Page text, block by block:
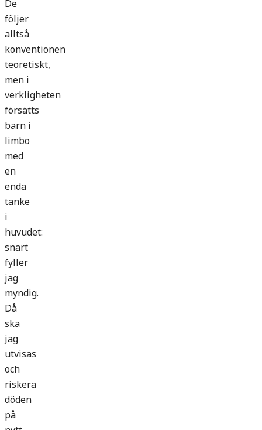
följer
alltså
konventionen
teoretiskt,
men i
verkligheten
försätts
barn i
limbo
med
en
enda
tanke
i
huvudet:
snart
fyller
jag
myndig.
Då
ska
jag
utvisas
och
riskera
döden
på